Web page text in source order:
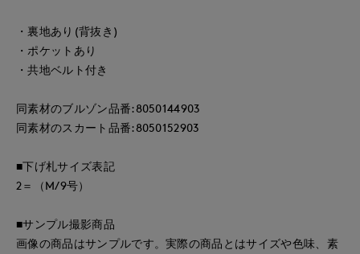
・裏地あり(背抜き)
・ポケットあり
・共地ベルト付き
同素材のブルゾン品番:8050144903
同素材のスカート品番:8050152903
■下げ札サイズ表記
2＝（M/9号）
■サンプル撮影商品
画像の商品はサンプルです。実際の商品とはサイズや色味、素